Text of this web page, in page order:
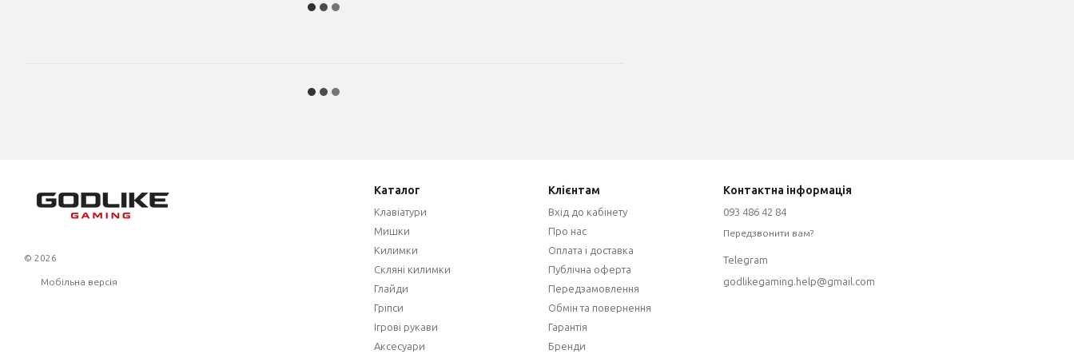
© 2026
Мобільна версія
Каталог
Клавіатури
Мишки
Килимки
Скляні килимки
Глайди
Гріпси
Ігрові рукави
Аксесуари
Клієнтам
Вхід до кабінету
Про нас
Оплата і доставка
Публічна оферта
Передзамовлення
Обмін та повернення
Гарантія
Бренди
Контактна інформація
093 486 42 84
Передзвонити вам?
Telegram
godlikegaming.help@gmail.com